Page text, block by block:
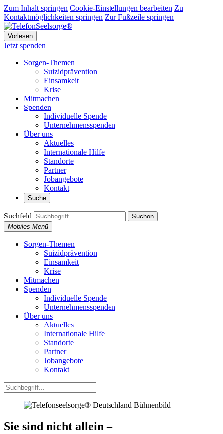
Zum Inhalt springen Cookie-Einstellungen bearbeiten Zu
Kontaktmöglichkeiten springen Zur Fußzeile springen
Vorlesen
Jetzt spenden
Sorgen-Themen
Suizidprävention
Einsamkeit
Krise
Mitmachen
Spenden
Individuelle Spende
Unternehmensspenden
Über uns
Aktuelles
Internationale Hilfe
Standorte
Partner
Jobangebote
Kontakt
Suche
Suchfeld
Suchen
Mobiles Menü
Sorgen-Themen
Suizidprävention
Einsamkeit
Krise
Mitmachen
Spenden
Individuelle Spende
Unternehmensspenden
Über uns
Aktuelles
Internationale Hilfe
Standorte
Partner
Jobangebote
Kontakt
Sie sind nicht allein –